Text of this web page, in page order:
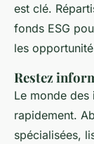
est clé.
fonds ESG
les
Restez
Le monde des
rapidement.
spécialisées,